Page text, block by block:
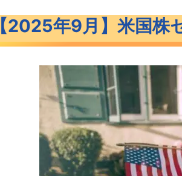
【1ヶ月】セクター別パフォ
【6ヶ月】セクター別パフォ
【年初来】セクター別パフォ
【1年】セクター別パフォー
おすすめのセクターETF11銘柄と
【2025年9月】米国株